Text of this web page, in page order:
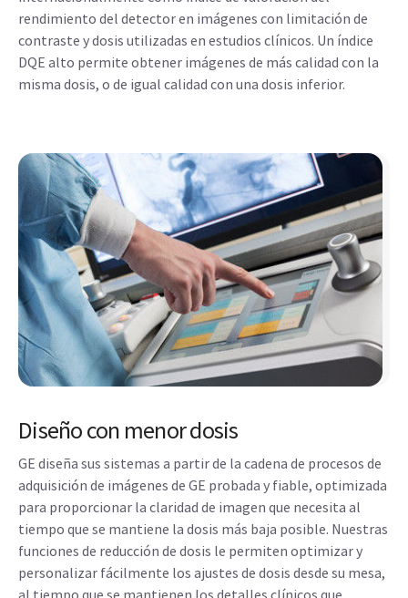
rendimiento del detector en imágenes con limitación de
contraste y dosis utilizadas en estudios clínicos. Un índice
DQE alto permite obtener imágenes de más calidad con la
misma dosis, o de igual calidad con una dosis inferior.
Diseño con menor dosis
GE diseña sus sistemas a partir de la cadena de procesos de
adquisición de imágenes de GE probada y fiable, optimizada
para proporcionar la claridad de imagen que necesita al
tiempo que se mantiene la dosis más baja posible. Nuestras
funciones de reducción de dosis le permiten optimizar y
personalizar fácilmente los ajustes de dosis desde su mesa,